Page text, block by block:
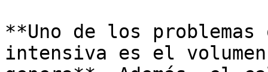
**Uno de los
intensiva es el